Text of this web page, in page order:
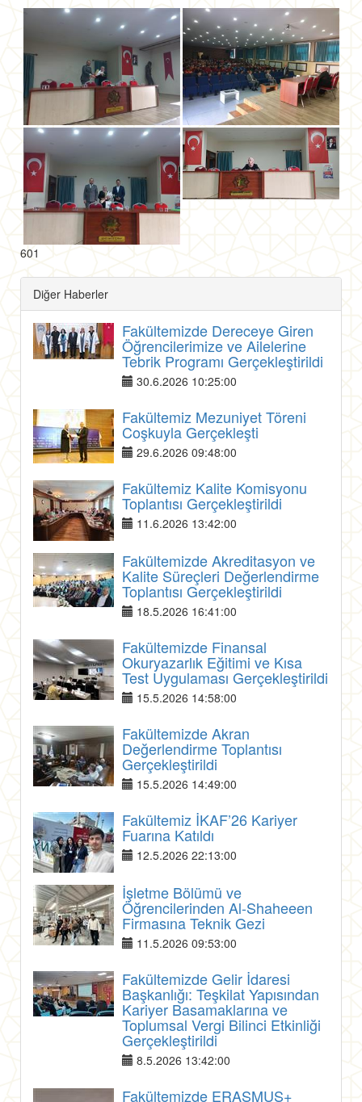
601
Diğer Haberler
Fakültemizde Dereceye Giren
Öğrencilerimize ve Ailelerine
Tebrik Programı Gerçekleştirildi
30.6.2026 10:25:00
Fakültemiz Mezuniyet Töreni
Coşkuyla Gerçekleşti
29.6.2026 09:48:00
Fakültemiz Kalite Komisyonu
Toplantısı Gerçekleştirildi
11.6.2026 13:42:00
Fakültemizde Akreditasyon ve
Kalite Süreçleri Değerlendirme
Toplantısı Gerçekleştirildi
18.5.2026 16:41:00
Fakültemizde Finansal
Okuryazarlık Eğitimi ve Kısa
Test Uygulaması Gerçekleştirildi
15.5.2026 14:58:00
Fakültemizde Akran
Değerlendirme Toplantısı
Gerçekleştirildi
15.5.2026 14:49:00
Fakültemiz İKAF’26 Kariyer
Fuarına Katıldı
12.5.2026 22:13:00
İşletme Bölümü ve
Öğrencilerinden Al-Shaheeen
Firmasına Teknik Gezi
11.5.2026 09:53:00
Fakültemizde Gelir İdaresi
Başkanlığı: Teşkilat Yapısından
Kariyer Basamaklarına ve
Toplumsal Vergi Bilinci Etkinliği
Gerçekleştirildi
8.5.2026 13:42:00
Fakültemizde ERASMUS+